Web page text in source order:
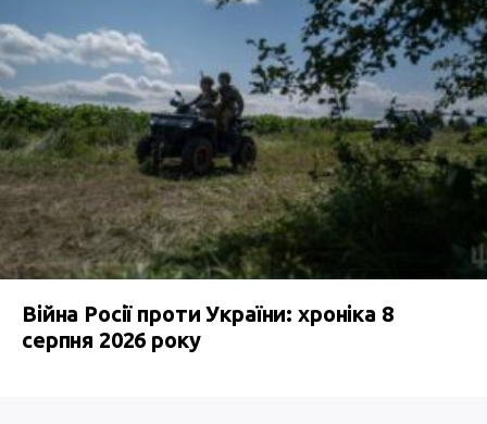
Війна Росії проти України: хроніка 8
серпня 2026 року